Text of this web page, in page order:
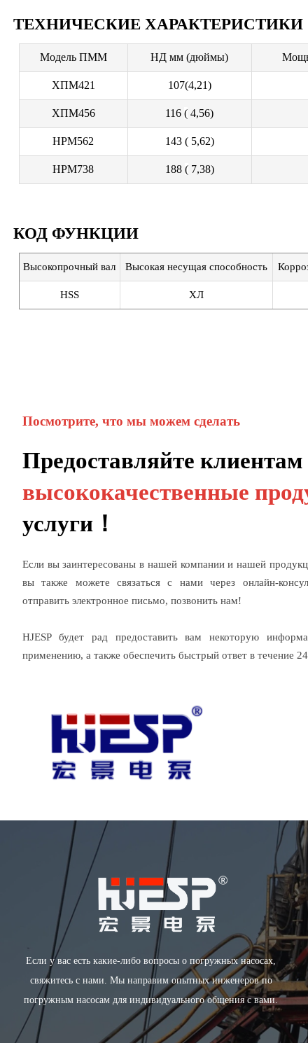
ТЕХНИЧЕСКИЕ ХАРАКТЕРИСТИКИ
Модель ПММ НД мм (дюймы)
ХПМ421 107(4,21)
ХПМ456 116( 4,56)
HPM562 143 (5,62)
HPM738 188 (7,38)
КОД ФУНКЦИИ
Высокопрочный вал Высокая несущая способность
HSS ХЛ
Посмотрите, что мы можем сделать
Предоставляйте клиентам
высококачественные
услуги！
Если вы заинтересованы в нашей компании и нашей
вы также можете связаться с нами через онлайн-
отправить электронное письмо, позвонить нам!
HJESP будет рад предоставить вам некоторую
применению, а также обеспечить быстрый ответ в течение
Если у вас есть какие-либо вопросы о погружных насосах,
свяжитесь с нами. Мы направим опытных инженеров по
погружным насосам для индивидуального общения с вами.